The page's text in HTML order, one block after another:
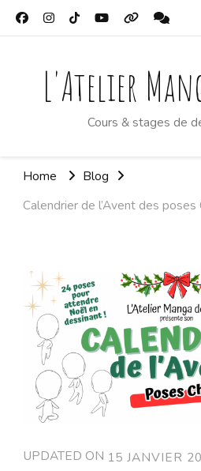
L'Atelier
Cours & stages de
Home
Blog
Calendrier de l’Avent des poses
UPDATED ON 15 JANVIER